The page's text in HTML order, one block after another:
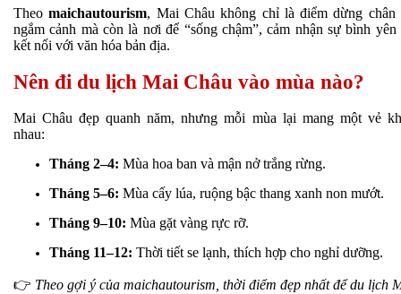
Theomaichautourism, Mai Châu không chỉ là điểm dừng chân
ngắm cảnh mà còn là nơi để “sống chậm”, cảm nhận sự bình yên
kết nối với văn hóa bản địa.
Nên đi du lịch Mai Châu vào mùa nào?
Mai Châu đẹp quanh năm, nhưng mỗi mùa lại mang một vẻ
nhau:
Tháng 2–4: Mùa hoa ban và mận nở trắng rừng.
Tháng 5–6: Mùa cấy lúa, ruộng bậc thang xanh non mướt.
Tháng 9–10: Mùa gặt vàng rực rỡ.
Tháng 11–12: Thời tiết se lạnh, thích hợp cho nghỉ dưỡng.
👉 Theo gợi ý của maichautourism, thời điểm đẹp nhất để du lịch